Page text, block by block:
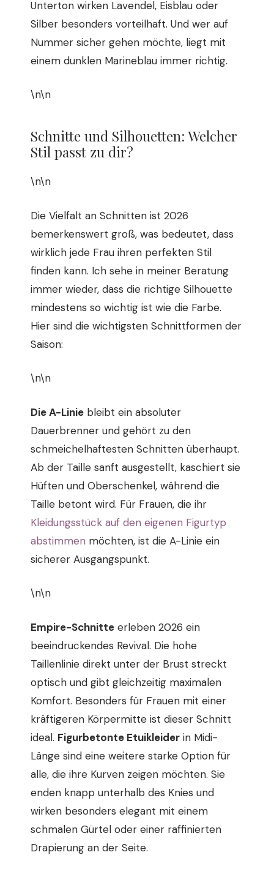
Unterton wirken Lavendel, Eisblau oder
Silber besonders vorteilhaft. Und wer auf
Nummer sicher gehen möchte, liegt mit
einem dunklen Marineblau immer richtig.
\n\n
Schnitte und Silhouetten: Welcher
Stil passt zu dir?
\n\n
Die Vielfalt an Schnitten ist 2026
bemerkenswert groß, was bedeutet, dass
wirklich jede Frau ihren perfekten Stil
finden kann. Ich sehe in meiner Beratung
immer wieder, dass die richtige Silhouette
mindestens so wichtig ist wie die Farbe.
Hier sind die wichtigsten Schnittformen der
Saison:
\n\n
Die A-Linie bleibt ein absoluter
Dauerbrenner und gehört zu den
schmeichelhaftesten Schnitten überhaupt.
Ab der Taille sanft ausgestellt, kaschiert sie
Hüften und Oberschenkel, während die
Taille betont wird. Für Frauen, die ihr
Kleidungsstück auf den eigenen Figurtyp
abstimmen möchten, ist die A-Linie ein
sicherer Ausgangspunkt.
\n\n
Empire-Schnitte erleben 2026 ein
beeindruckendes Revival. Die hohe
Taillenlinie direkt unter der Brust streckt
optisch und gibt gleichzeitig maximalen
Komfort. Besonders für Frauen mit einer
kräftigeren Körpermitte ist dieser Schnitt
ideal. Figurbetonte Etuikleider in Midi-
Länge sind eine weitere starke Option für
alle, die ihre Kurven zeigen möchten. Sie
enden knapp unterhalb des Knies und
wirken besonders elegant mit einem
schmalen Gürtel oder einer raffinierten
Drapierung an der Seite.